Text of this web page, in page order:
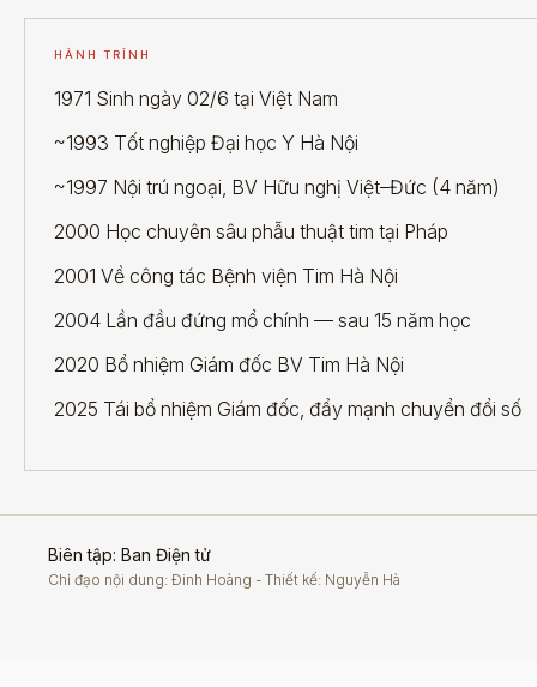
HÀNH TRÌNH
1971 Sinh ngày 02/6 tại Việt Nam
~1993 Tốt nghiệp Đại học Y Hà Nội
~1997 Nội trú ngoại, BV Hữu nghị Việt–Đức (4 năm)
2000 Học chuyên sâu phẫu thuật tim tại Pháp
2001 Về công tác Bệnh viện Tim Hà Nội
2004 Lần đầu đứng mổ chính — sau 15 năm học
2020 Bổ nhiệm Giám đốc BV Tim Hà Nội
2025 Tái bổ nhiệm Giám đốc, đẩy mạnh chuyển đổi số
Biên tập: Ban Điện tử
Chỉ đạo nội dung: Đinh Hoàng - Thiết kế: Nguyễn Hà